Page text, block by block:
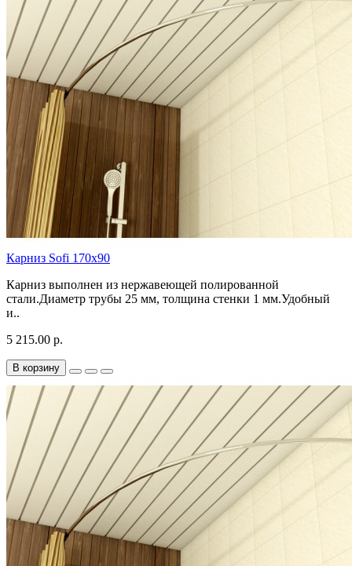
Карниз Sofi 170х90
Карниз выполнен из нержавеющей полированной
стали.Диаметр трубы 25 мм, толщина стенки 1 мм.Удобный
и..
5 215.00 р.
В корзину